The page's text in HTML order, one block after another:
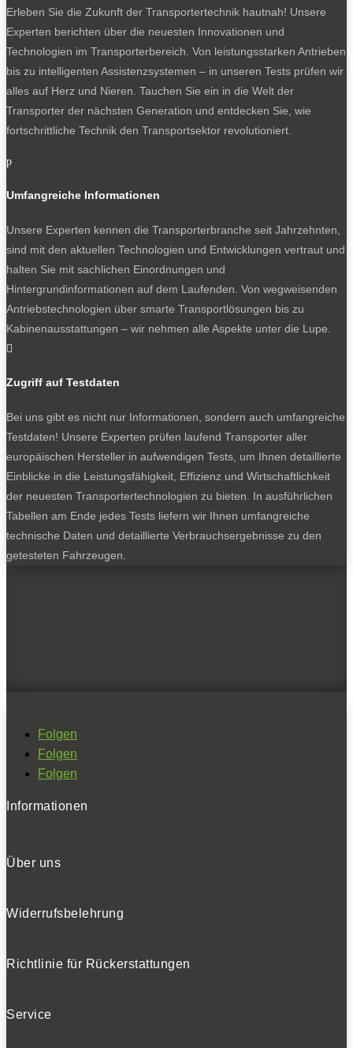
Erleben Sie die Zukunft der Transportertechnik hautnah! Unsere
Experten berichten über die neuesten Innovationen und
Technologien im Transporterbereich. Von leistungsstarken Antrieben
bis zu intelligenten Assistenzsystemen – in unseren Tests prüfen wir
alles auf Herz und Nieren. Tauchen Sie ein in die Welt der
Transporter der nächsten Generation und entdecken Sie, wie
fortschrittliche Technik den Transportsektor revolutioniert.
p
Umfangreiche Informationen
Unsere Experten kennen die Transporterbranche seit Jahrzehnten,
sind mit den aktuellen Technologien und Entwicklungen vertraut und
halten Sie mit sachlichen Einordnungen und
Hintergrundinformationen auf dem Laufenden. Von wegweisenden
Antriebstechnologien über smarte Transportlösungen bis zu
Kabinenausstattungen – wir nehmen alle Aspekte unter die Lupe.

Zugriff auf Testdaten
Bei uns gibt es nicht nur Informationen, sondern auch umfangreiche
Testdaten! Unsere Experten prüfen laufend Transporter aller
europäischen Hersteller in aufwendigen Tests, um Ihnen detaillierte
Einblicke in die Leistungsfähigkeit, Effizienz und Wirtschaftlichkeit
der neuesten Transportertechnologien zu bieten. In ausführlichen
Tabellen am Ende jedes Tests liefern wir Ihnen umfangreiche
technische Daten und detaillierte Verbrauchsergebnisse zu den
getesteten Fahrzeugen.
Folgen
Folgen
Folgen
Informationen
Über uns
Widerrufsbelehrung
Richtlinie für Rückerstattungen
Service